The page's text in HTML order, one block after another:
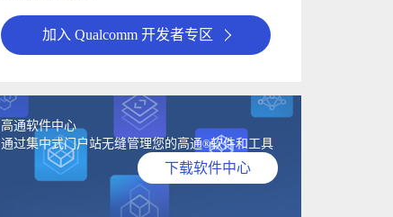
加入 Qualcomm 开发者专区
高通软件中心
通过集中式门户站无缝管理您的高通®软件和工具
下载软件中心